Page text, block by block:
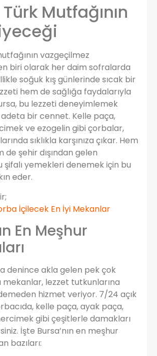
Mutfağının
vazgeçilmez
biri olarak her daim sofralarda
soğuk kış günlerinde sıcak bir
hem de sağlığa faydalarıyla
bu lezzeti deneyimlemek
bir cennet. Kelle paça,
ve ezogelin gibi çorbalar,
sıklıkla karşınıza çıkar. Hem
şehir dışından gelen
şifalı yemekleri denemek için bu
eder.
İçilecek En İyi Mekanlar
En Meşhur
denince akla gelen pek çok
mekanlar, lezzet tutkunlarına
hizmet veriyor. 7/24 açık
kelle paça, ayak paça,
gibi çeşitlerle damakları
İşte Bursa’nın en meşhur
bazıları: